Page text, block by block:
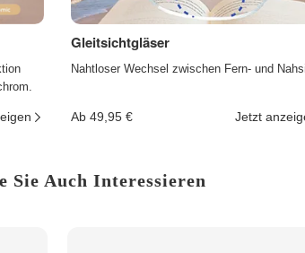
Gleitsichtgläser
Nahtloser Wechsel zwischen Fern- und
Ab 49,95 € Jetzt
Sie Auch Interessieren